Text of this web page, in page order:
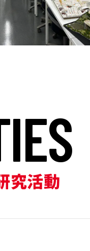
IES
究活動